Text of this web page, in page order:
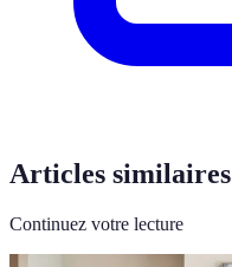
Articles similaires
Continuez votre lecture